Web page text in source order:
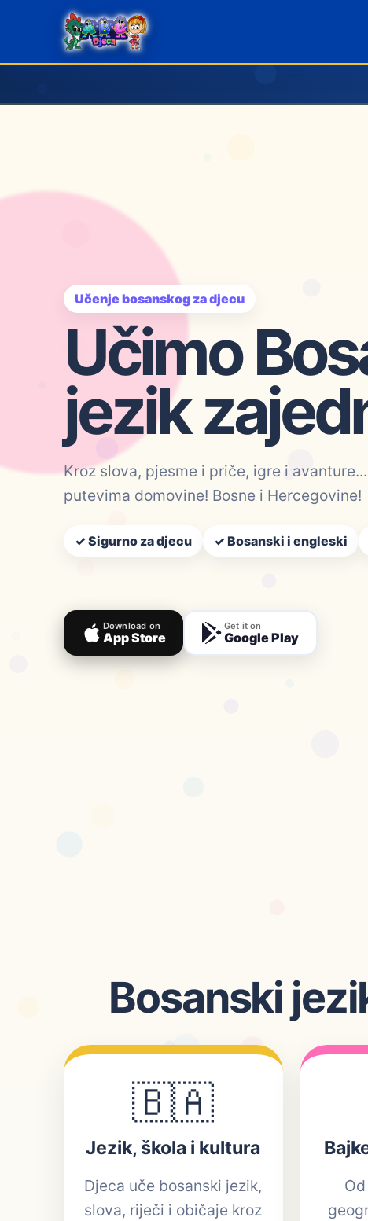
Učenje bosanskog za djecu
Učimo
jezik
Kroz slova, pjesme i priče, igre i
putevima domovine! Bosne i Hercegovine!
✓ Sigurno za djecu ✓ Bosanski i engleski
Download on
App Store
Get it on
Google Play
Bosanski
🇧🇦
Jezik, škola i kultura
Djeca uče bosanski jezik,
slova, riječi i običaje kroz